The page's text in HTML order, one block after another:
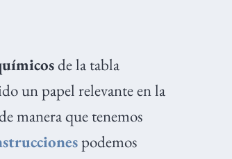
de la tabla
un papel relevante en la
manera que tenemos
podemos